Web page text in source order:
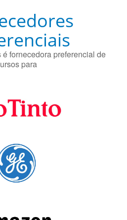
é fornecedora preferencial de
para